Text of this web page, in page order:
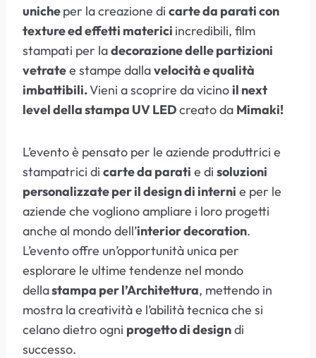
unicheper la creazione di carte da parati con
texture ed effetti materici incredibili, film
stampati per ladecorazione delle partizioni
vetratee stampe dallavelocità e qualità
imbattibili.Vieni a scoprire da vicino il next
level della stampa UV LEDcreato da Mimaki!
L’evento è pensato per le aziende produttrici e
stampatrici di carte da parati e di soluzioni
personalizzate per il design di interni e per le
aziende che vogliono ampliare i loro progetti
anche al mondo dell’interior decoration.
L’evento offre un’opportunità unica per
esplorare le ultime tendenze nel mondo
dellastampa per l’Architettura, mettendo in
mostra la creatività e l’abilità tecnica che si
celano dietro ogni progetto di designdi
successo.